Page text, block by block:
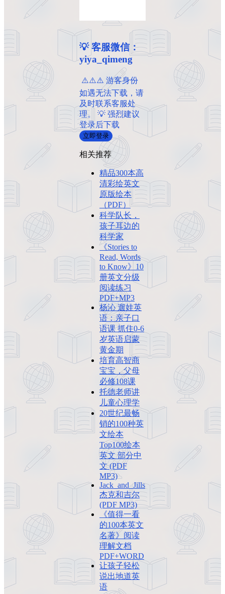
💡 客服微信：
yiya_qimeng
️ ⚠️⚠️⚠️ 游客身份
如遇无法下载，请
及时联系客服处
理。 💡 强烈建议
登录后下载
立即登录
相关推荐
精品300本高
清彩绘英文
原版绘本
（PDF）
科学队长，
孩子耳边的
科学家
《Stories to
Read, Words
to Know》10
册英文分级
阅读练习
PDF+MP3
杨沁 遛娃英
语：亲子口
语课 抓住0-6
岁英语启蒙
黄金期
培育高智商
宝宝，父母
必修108课
托德老师讲
儿童心理学
20世纪最畅
销的100种英
文绘本
Top100绘本
英文 部分中
文 (PDF
MP3)
Jack_and_Jills
杰克和吉尔
(PDF MP3)
《值得一看
的100本英文
名著》阅读
理解文档
PDF+WORD
让孩子轻松
说出地道英
语